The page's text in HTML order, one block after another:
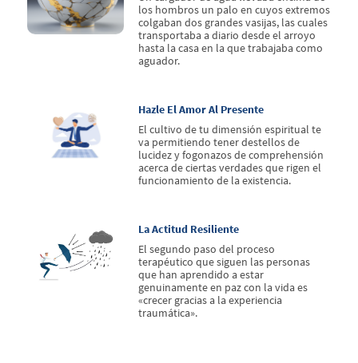
los hombros un palo en cuyos extremos
colgaban dos grandes vasijas, las cuales
transportaba a diario desde el arroyo
hasta la casa en la que trabajaba como
aguador.
Hazle El Amor Al Presente
El cultivo de tu dimensión espiritual te
va permitiendo tener destellos de
lucidez y fogonazos de comprehensión
acerca de ciertas verdades que rigen el
funcionamiento de la existencia.
La Actitud Resiliente
El segundo paso del proceso
terapéutico que siguen las personas
que han aprendido a estar
genuinamente en paz con la vida es
«crecer gracias a la experiencia
traumática».